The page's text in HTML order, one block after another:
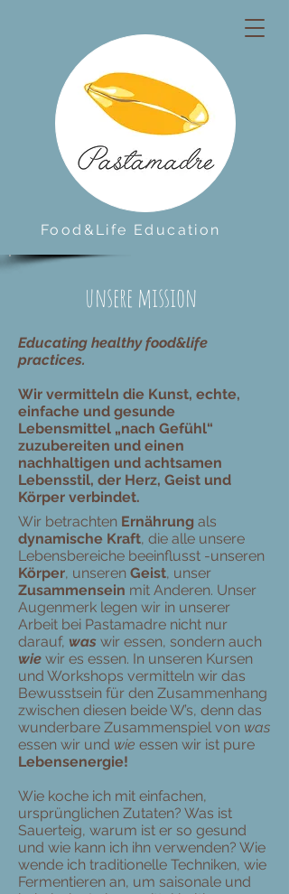
Food&Life Education
unsere mission
Educating healthy food&life
practices.
Wir vermitteln die Kunst, echte,
einfache und gesunde
Lebensmittel „nach Gefühl“
zuzubereiten und einen
nachhaltigen und achtsamen
Lebensstil, der Herz, Geist und
Körper verbindet.
Wir betrachten Ernährung als
dynamische Kraft, die alle unsere
Lebensbereiche beeinflusst -unseren
Körper, unseren Geist, unser
Zusammensein mit Anderen. Unser
Augenmerk legen wir in unserer
Arbeit bei Pastamadre nicht nur
darauf, was wir essen, sondern auch
wie wir es essen. In unseren Kursen
und Workshops vermitteln wir das
Bewusstsein für den Zusammenhang
zwischen diesen beide W’s, denn das
wunderbare Zusammenspiel von was
essen wir und wie essen wir ist pure
Lebensenergie!
Wie koche ich mit einfachen,
ursprünglichen Zutaten? Was ist
Sauerteig, warum ist er so gesund
und wie kann ich ihn verwenden? Wie
wende ich traditionelle Techniken, wie
Fermentieren an, um saisonale und